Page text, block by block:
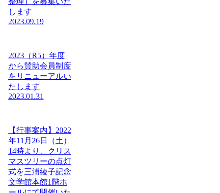
します
2023.09.19
2023（R5）年度
から賛助会員制度
をリニューアルい
たします
2023.01.31
【行事案内】2022
年11月26日（土）
14時より、クリス
マスツリーの点灯
式を三浦綾子記念
文学館本館1階ホ